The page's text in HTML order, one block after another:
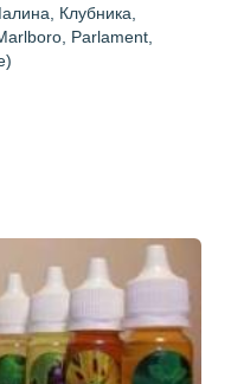
Клубника,
Parlament,